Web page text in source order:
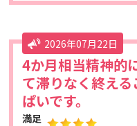
2026年07月22日
4か月相当精神的
て滞りなく終え
ぱいです。
満足